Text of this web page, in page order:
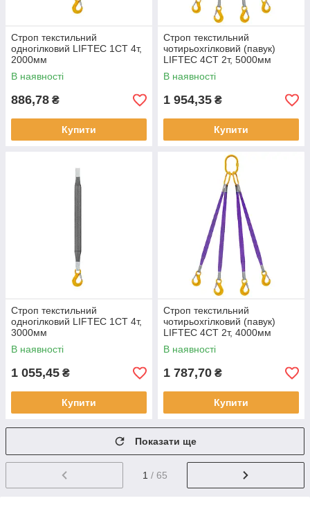
Строп текстильний
одногілковий LIFTEC 1СТ 4т,
2000мм
В наявності
886,78 ₴
Купити
Строп текстильний
чотирьохгілковий (павук)
LIFTEC 4СТ 2т, 5000мм
В наявності
1 954,35 ₴
Купити
Строп текстильний
одногілковий LIFTEC 1СТ 4т,
3000мм
В наявності
1 055,45 ₴
Купити
Строп текстильний
чотирьохгілковий (павук)
LIFTEC 4СТ 2т, 4000мм
В наявності
1 787,70 ₴
Купити
Показати ще
1 / 65